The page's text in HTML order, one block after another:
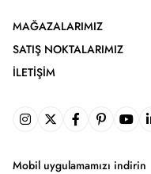
MAĞAZALARIMIZ
SATIŞ NOKTALARIMIZ
İLETIŞIM
Mobil uygulamamızı indirin